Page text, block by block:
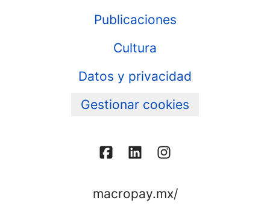
Publicaciones
Cultura
Datos y privacidad
Gestionar cookies
macropay.mx/